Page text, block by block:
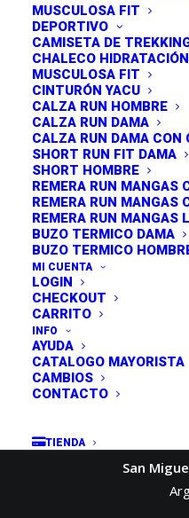
MUSCULOSA FIT
DEPORTIVO
CAMISETA DE
CHALECO HIDRATACIÓN
MUSCULOSA FIT
CINTURÓN YACU
CALZA RUN HOMBRE
CALZA RUN DAMA
CALZA RUN DAMA CON
SHORT RUN FIT DAMA
SHORT HOMBRE
REMERA RUN MANGAS
REMERA RUN MANGAS
REMERA RUN MANGAS
BUZO TERMICO DAMA
BUZO TERMICO
MI CUENTA
LOGIN
CHECKOUT
CARRITO
INFO
AYUDA
CATALOGO MAYORISTA
CAMBIOS
CONTACTO
TIENDA
solamente a través de
empresas
Hola me llego la
el talle barbaro
recomiendo! Y la
Yamila (La Plata -
San